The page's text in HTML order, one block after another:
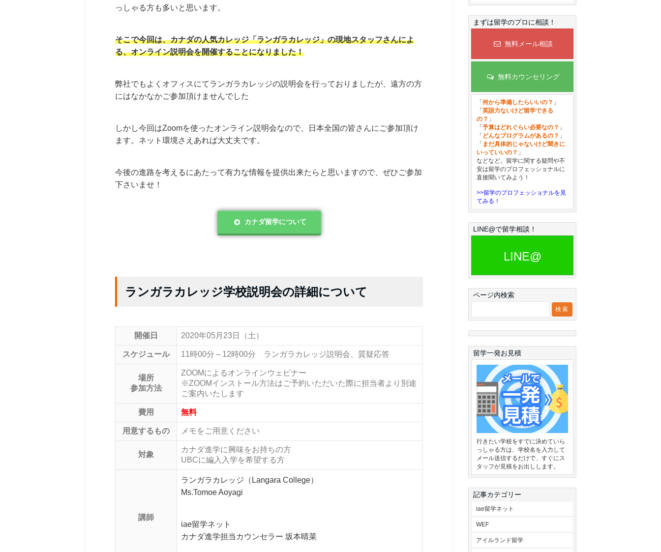
っしゃる方も多いと思います。
そこで今回は、カナダの人気カレッジ「ランガラカレッジ」の現地スタッフさんによ
る、オンライン説明会を開催することになりました！
弊社でもよくオフィスにてランガラカレッジの説明会を行っておりましたが、遠方の方
にはなかなかご参加頂けませんでした
しかし今回はZoomを使ったオンライン説明会なので、日本全国の皆さんにご参加頂け
ます。ネット環境さえあれば大丈夫です。
今後の進路を考えるにあたって有力な情報を提供出来たらと思いますので、ぜひご参加
下さいませ！
カナダ留学について
ランガラカレッジ学校説明会の詳細について
開催日 2020年05月23日（土）
スケジュール 11時00分～12時00分 ランガラカレッジ説明会、質疑応答
場所
参加方法
ZOOMによるオンラインウェビナー
※ZOOMインストール方法はご予約いただいた際に担当者より別途
ご案内いたします
費用 無料
用意するもの メモをご用意ください
対象
カナダ進学に興味をお持ちの方
UBCに編入入学を希望する方
講師
ランガラカレッジ（Langara College）
Ms.Tomoe Aoyagi
iae留学ネット
カナダ進学担当カウンセラー 坂本晴菜
まずは留学のプロに相談！
無料メール相談
無料カウンセリング
「 何から準備したらいいの？ 」
「 英語力ないけど留学できる
の？ 」
「 予算はどれぐらい必要なの？ 」
「 どんなプログラムがあるの？ 」
「 まだ具体的じゃないけど聞きに
いっていいの？ 」
などなど。留学に関する疑問や不
安は留学のプロフェッショナルに
直接聞いてみよう！
>>留学のプロフェッショナルを見
てみる！
LINE@で留学相談！
LINE@
ページ内検索
留学一発お見積
行きたい学校をすでに決めていら
っしゃる方は、学校名を入力して
メール送信するだけで、すぐにス
タッフが見積をお出しします。
記事カテゴリー
iae留学ネット
WEF
アイルランド留学